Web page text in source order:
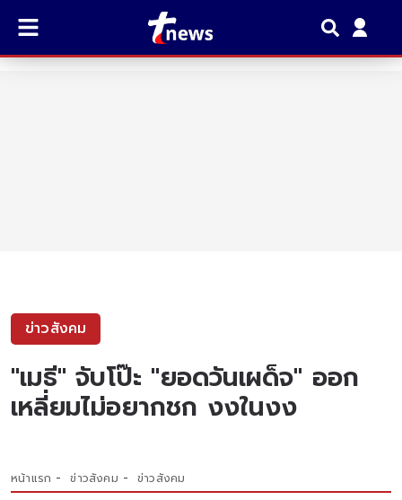
ข่าวสังคม
"เมธี" จับโป๊ะ "ยอดวันเผด็จ" ออก
เหลี่ยมไม่อยากชก งงในงง
หน้าแรก ข่าวสังคม ข่าวสังคม